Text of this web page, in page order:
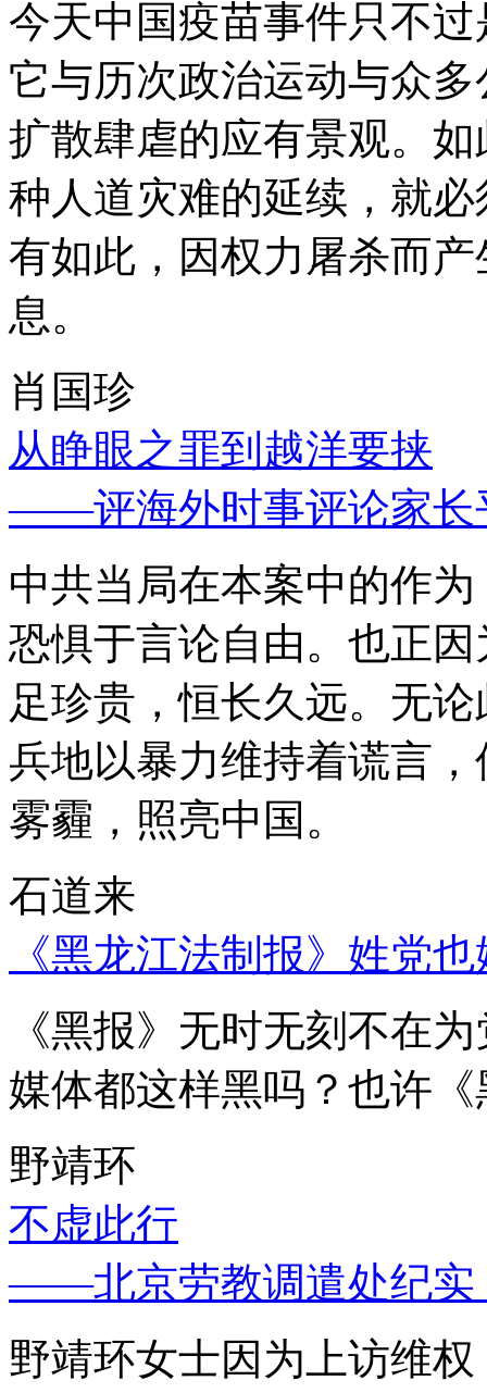
今天中国疫苗事件只不
它与历次政治运动与众
扩散肆虐的应有景观。
种人道灾难的延续，就
有如此，因权力屠杀而
息。
肖国珍
从睁眼之罪到越洋要挟
——评海外时事评论家长
中共当局在本案中的作
恐惧于言论自由。也正
足珍贵，恒长久远。无
兵地以暴力维持着谎言
雾霾，照亮中国。
石道来
《黑龙江法制报》姓党
《黑报》无时无刻不在
媒体都这样黑吗？也许
野靖环
不虚此行
——北京劳教调遣处纪实
野靖环女士因为上访维